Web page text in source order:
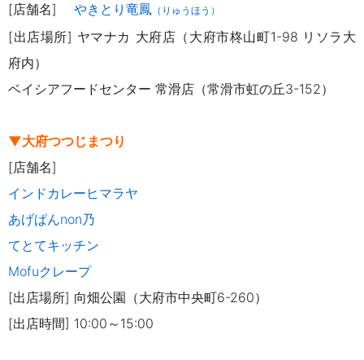
[店舗名] やきとり竜鳳 （りゅうほう）
[出店場所] ヤマナカ 大府店（大府市柊山町1-98 リソラ大
府内）
ベイシアフードセンター 常滑店（常滑市虹の丘3-152）
▼大府つつじまつり
[店舗名]
インドカレーヒマラヤ
あげぱんnon乃
てとてキッチン
Mofuクレープ
[出店場所] 向畑公園（大府市中央町6-260）
[出店時間] 10:00～15:00